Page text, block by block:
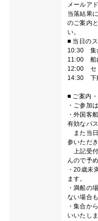
メールア
当落結果
のご案内
い。
■ 当日の
10:30 集
11:00 船
12:00 セ
14:30 下
■ ご案内
・ご参加
・外国客
有効なパ
また当
参いただ
上記受
んので予
・20歳未
ます。
・満船の
ない場合
・集合か
いいたしま